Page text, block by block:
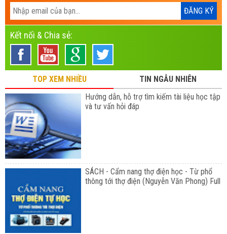
Kết nối & Chia sẻ:
TOP XEM NHIỀU
TIN NGẪU NHIÊN
Hướng dẫn, hỗ trợ tìm kiếm tài liệu học tập
và tư vấn hỏi đáp
SÁCH - Cẩm nang thợ điện học - Từ phổ
thông tới thợ điện (Nguyễn Văn Phong) Full